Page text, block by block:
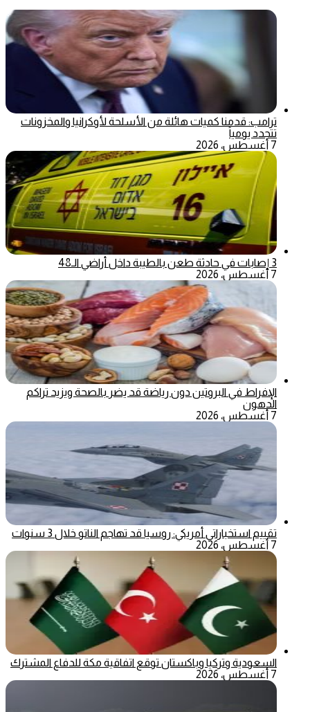
ترامب: قدمنا كميات هائلة من الأسلحة لأوكرانيا والمخزونات
تتجدد يومياً
7 أغسطس، 2026
3 إصابات في حادثة طعن بالطيبة داخل أراضي الـ48
7 أغسطس، 2026
الإفراط في البروتين دون رياضة قد يضر بالصحة ويزيد تراكم
الدهون
7 أغسطس، 2026
تقييم استخباراتي أمريكي: روسيا قد تهاجم الناتو خلال 3 سنوات
7 أغسطس، 2026
السعودية وتركيا وباكستان توقع اتفاقية مكة للدفاع المشترك
7 أغسطس، 2026